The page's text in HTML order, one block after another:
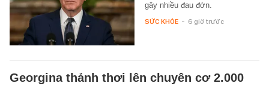
gây nhiều đau đớn.
SỨC KHỎE - 6 giờ trước
Georgina thảnh thơi lên chuyên cơ 2.000